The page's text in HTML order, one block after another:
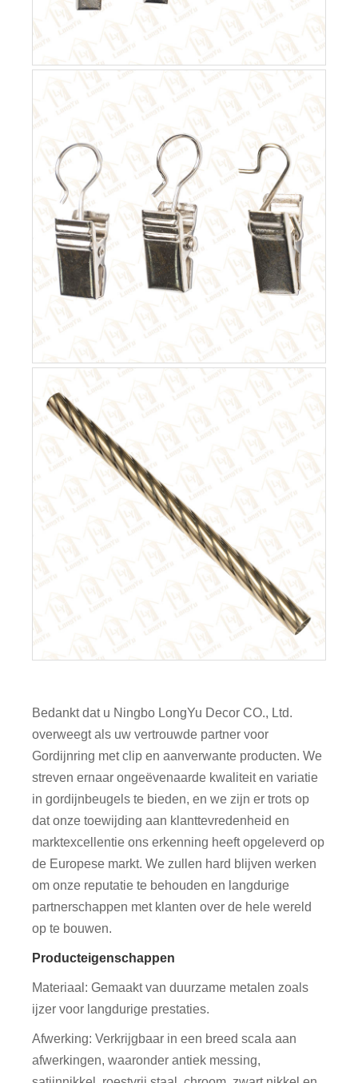
Bedankt dat u Ningbo LongYu Decor CO., Ltd.
overweegt als uw vertrouwde partner voor
Gordijnring met clip en aanverwante producten. We
streven ernaar ongeëvenaarde kwaliteit en variatie
in gordijnbeugels te bieden, en we zijn er trots op
dat onze toewijding aan klanttevredenheid en
marktexcellentie ons erkenning heeft opgeleverd op
de Europese markt. We zullen hard blijven werken
om onze reputatie te behouden en langdurige
partnerschappen met klanten over de hele wereld
op te bouwen.
Producteigenschappen
Materiaal: Gemaakt van duurzame metalen zoals
ijzer voor langdurige prestaties.
Afwerking: Verkrijgbaar in een breed scala aan
afwerkingen, waaronder antiek messing,